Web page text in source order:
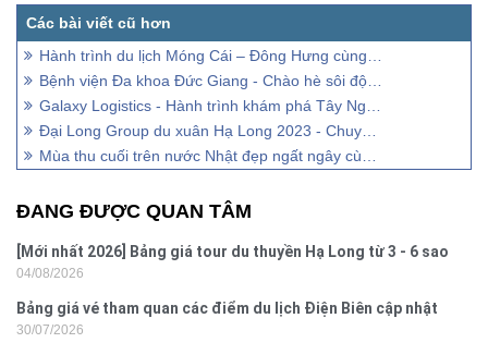
Hành trình du lịch Móng Cái – Đông Hưng cùng đoàn khách Vietsense có gì?
Bệnh viện Đa khoa Đức Giang - Chào hè sôi động tại Đà Nẵng
Galaxy Logistics - Hành trình khám phá Tây Nguyên đại ngàn
Đại Long Group du xuân Hạ Long 2023 - Chuyến đi của sự gắn kết
Mùa thu cuối trên nước Nhật đẹp ngất ngây cùng đoàn khách VietSense
ĐANG ĐƯỢC QUAN TÂM
[Mới nhất 2026] Bảng giá tour du thuyền Hạ Long từ 3 - 6 sao
04/08/2026
Bảng giá vé tham quan các điểm du lịch Điện Biên cập nhật
2026
30/07/2026